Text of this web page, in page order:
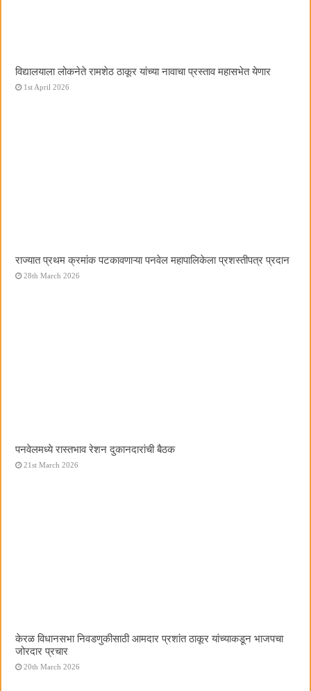
विद्यालयाला लोकनेते रामशेठ ठाकूर यांच्या नावाचा प्रस्ताव महासभेत येणार
1st April 2026
राज्यात प्रथम क्रमांक पटकावणाऱ्या पनवेल महापालिकेला प्रशस्तीपत्र प्रदान
28th March 2026
पनवेलमध्ये रास्तभाव रेशन दुकानदारांची बैठक
21st March 2026
केरळ विधानसभा निवडणुकीसाठी आमदार प्रशांत ठाकूर यांच्याकडून भाजपचा
जोरदार प्रचार
20th March 2026